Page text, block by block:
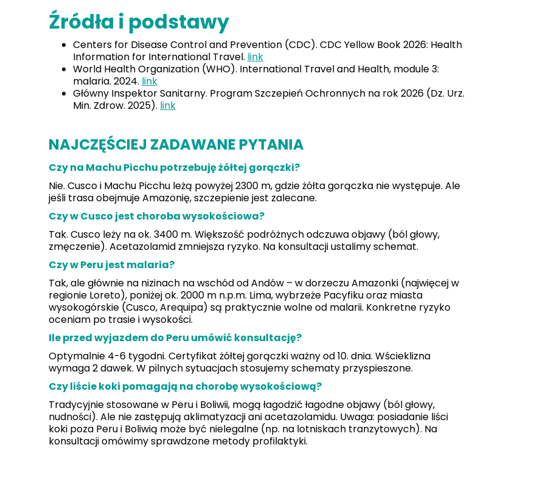
Źródła i podstawy
Centers for Disease Control and Prevention (CDC). CDC Yellow Book 2026: Health
Information for International Travel. link
World Health Organization (WHO). International Travel and Health, module 3:
malaria. 2024. link
Główny Inspektor Sanitarny. Program Szczepień Ochronnych na rok 2026 (Dz. Urz.
Min. Zdrow. 2025). link
NAJCZĘŚCIEJ ZADAWANE PYTANIA
Czy na Machu Picchu potrzebuję żółtej gorączki?
Nie. Cusco i Machu Picchu leżą powyżej 2300 m, gdzie żółta gorączka nie występuje. Ale
jeśli trasa obejmuje Amazonię, szczepienie jest zalecane.
Czy w Cusco jest choroba wysokościowa?
Tak. Cusco leży na ok. 3400 m. Większość podróżnych odczuwa objawy (ból głowy,
zmęczenie). Acetazolamid zmniejsza ryzyko. Na konsultacji ustalimy schemat.
Czy w Peru jest malaria?
Tak, ale głównie na nizinach na wschód od Andów – w dorzeczu Amazonki (najwięcej w
regionie Loreto), poniżej ok. 2000 m n.p.m. Lima, wybrzeże Pacyfiku oraz miasta
wysokogórskie (Cusco, Arequipa) są praktycznie wolne od malarii. Konkretne ryzyko
oceniam po trasie i wysokości.
Ile przed wyjazdem do Peru umówić konsultację?
Optymalnie 4-6 tygodni. Certyfikat żółtej gorączki ważny od 10. dnia. Wścieklizna
wymaga 2 dawek. W pilnych sytuacjach stosujemy schematy przyspieszone.
Czy liście koki pomagają na chorobę wysokościową?
Tradycyjnie stosowane w Peru i Boliwii, mogą łagodzić łagodne objawy (ból głowy,
nudności). Ale nie zastępują aklimatyzacji ani acetazolamidu. Uwaga: posiadanie liści
koki poza Peru i Boliwią może być nielegalne (np. na lotniskach tranzytowych). Na
konsultacji omówimy sprawdzone metody profilaktyki.